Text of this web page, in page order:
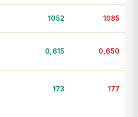
1052 1085
0,615 0,650
173 177